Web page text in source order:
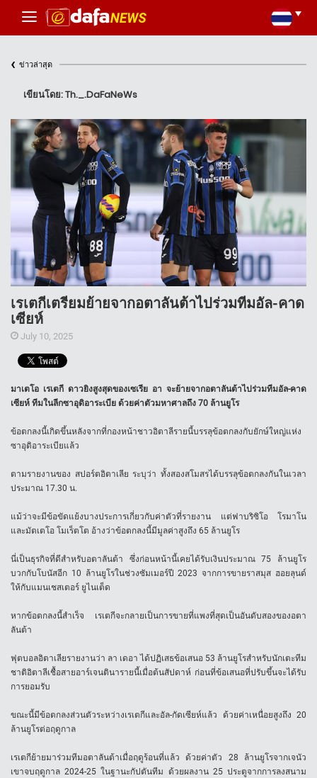
‹ ข่าวล่าสุด
เขียนโดย: Th._.DaFaNeWs
เรเตกีเตรียมย้ายจากอตาลันต้าไปร่วมทีมอัล-คาด
เซียห์
July 10, 2025
มาเตโอ เรเตกี ดาวยิงสูงสุดของเซเรีย อา จะย้ายจากอตาลันต้าไปร่วมทีมอัล-คาด
เซียห์ ทีมในลีกซาอุดิอาระเบีย ด้วยค่าตัวมหาศาลถึง 70 ล้านยูโร
ข้อตกลงนี้เกิดขึ้นหลังจากที่กองหน้าชาวอิตาลีรายนี้บรรลุข้อตกลงกับยักษ์ใหญ่แห่ง
ซาอุดิอาระเบียแล้ว
ตามรายงานของ สปอร์ตอิตาเลีย ระบุว่า ทั้งสองสโมสรได้บรรลุข้อตกลงกันในเวลา
ประมาณ 17.30 น.
แม้ว่าจะมีข้อขัดแย้งบางประการเกี่ยวกับค่าตัวที่รายงาน แต่ฟาบริซิโอ โรมาโน
และมัตเตโอ โมเร็ตโต อ้างว่าข้อตกลงนี้มีมูลค่าสูงถึง 65 ล้านยูโร
นี่เป็นธุรกิจที่ดีสำหรับอตาลันต้า ซึ่งก่อนหน้านี้เคยได้รับเงินประมาณ 75 ล้านยูโร
บวกกับโบนัสอีก 10 ล้านยูโรในช่วงซัมเมอร์ปี 2023 จากการขายราสมุส ฮอยลุนด์
ให้กับแมนเชสเตอร์ ยูไนเต็ด
หากข้อตกลงนี้สำเร็จ เรเตกีจะกลายเป็นการขายที่แพงที่สุดเป็นอันดับสองของอตา
ลันต้า
ฟุตบอลอิตาเลียรายงานว่า ลา เดอา ได้ปฏิเสธข้อเสนอ 53 ล้านยูโรสำหรับนักเตะทีม
ชาติอิตาลีเชื้อสายอาร์เจนตินารายนี้เมื่อต้นสัปดาห์ ก่อนที่ข้อเสนอที่ปรับขึ้นจะได้รับ
การยอมรับ
ขณะนี้มีข้อตกลงส่วนตัวระหว่างเรเตกีและอัล-กัดเซียห์แล้ว ด้วยค่าเหนื่อยสูงถึง 20
ล้านยูโรต่อฤดูกาล
เรเตกีย้ายมาร่วมทีมอตาลันต้าเมื่อฤดูร้อนที่แล้ว ด้วยค่าตัว 28 ล้านยูโรจากเจนัว
เขาจบฤดูกาล 2024-25 ในฐานะกัปตันทีม ด้วยผลงาน 25 ประตูจากการลงสนาม